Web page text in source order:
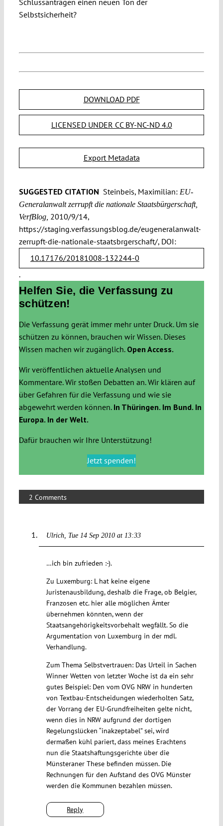
Selbstsicherheit?
DOWNLOAD PDF
LICENSED UNDER CC BY-NC-ND 4.0
Export Metadata
SUGGESTED CITATION Steinbeis, Maximilian:EU-
Generalanwalt zerrupft die nationale Staatsbürgerschaft,
VerfBlog, 2010/9/14,
https://staging.verfassungsblog.de/eugeneralanwalt-
zerrupft-die-nationale-staatsbrgerschaft/, DOI:
10.17176/20181008-132244-0
.
Helfen Sie, die Verfassung zu
schützen!
Die Verfassung gerät immer mehr unter Druck. Um sie
schützen zu können, brauchen wir Wissen. Dieses
Wissen machen wir zugänglich. Open Access.
Wir veröffentlichen aktuelle Analysen und
Kommentare. Wir stoßen Debatten an. Wir klären auf
über Gefahren für die Verfassung und wie sie
abgewehrt werden können. In Thüringen. Im Bund. In
Europa. In der Welt.
Dafür brauchen wir Ihre Unterstützung!
Jetzt spenden!
2 Comments
Ulrich Tue 14 Sep 2010 at 13:33
Reply
…ich bin zufrieden :-).
Zu Luxemburg: L hat keine eigene
Juristenausbildung, deshalb die Frage, ob Belgier,
Franzosen etc. hier alle möglichen Ämter
übernehmen könnten, wenn der
Staatsangehörigkeitsvorbehalt wegfällt. So die
Argumentation von Luxemburg in der mdl.
Verhandlung.
Zum Thema Selbstvertrauen: Das Urteil in Sachen
Winner Wetten von letzter Woche ist da ein sehr
gutes Beispiel: Den vom OVG NRW in hunderten
von Textbau-Entscheidungen wiederholten Satz,
der Vorrang der EU-Grundfreiheiten gelte nicht,
wenn dies in NRW aufgrund der dortigen
Regelungslücken “inakzeptabel” sei, wird
dermaßen kühl pariert, dass meines Erachtens
nun die Staatshaftungsgerichte über die
Münsteraner These befinden müssen. Die
Rechnungen für den Aufstand des OVG Münster
werden die Kommunen bezahlen müssen.